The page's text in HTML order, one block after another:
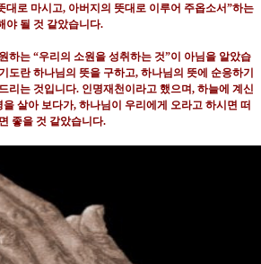
대로 마시고, 아버지의 뜻대로 이루어 주옵소서”하는
야 될 것 같았습니다.
하는 “우리의 소원을 성취하는 것”이 아님을 알았습
도란 하나님의 뜻을 구하고, 하나님의 뜻에 순응하기
리는 것입니다. 인명재천이라고 했으며, 하늘에 계신
을 살아 보다가, 하나님이 우리에게 오라고 하시면 떠
좋을 것 같았습니다.